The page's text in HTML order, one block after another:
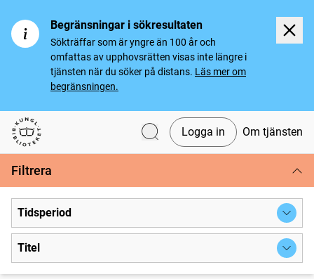
Begränsningar i sökresultaten
Sökträffar som är yngre än 100 år och
omfattas av upphovsrätten visas inte längre i
tjänsten när du söker på distans. Läs mer om
begränsningen.
Svenska tidningar
Logga in Om tjänsten
Filtrera
Tidsperiod
Titel